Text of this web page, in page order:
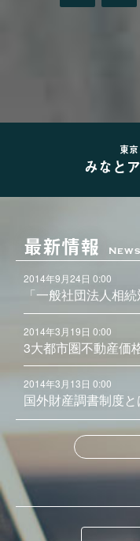
東
みなと
最新情報 News
2014年9月24日 0:00
「一般社団法人相
2014年3月19日 0:00
3大都市圏不動産価
2014年3月13日 0:00
国外財産調書制度と